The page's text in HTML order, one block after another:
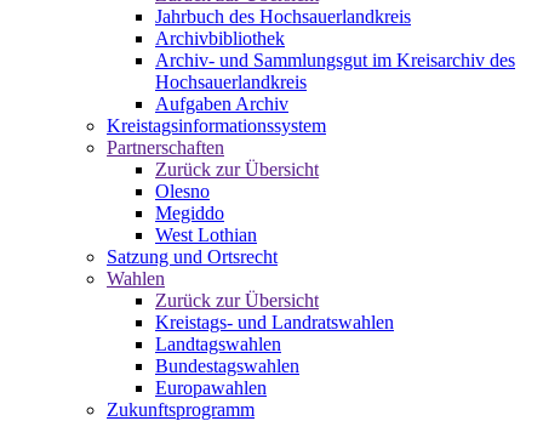
Jahrbuch des Hochsauerlandkreis
Archivbibliothek
Archiv- und Sammlungsgut im Kreisarchiv des
Hochsauerlandkreis
Aufgaben Archiv
Kreistagsinformationssystem
Partnerschaften
Zurück zur Übersicht
Olesno
Megiddo
West Lothian
Satzung und Ortsrecht
Wahlen
Zurück zur Übersicht
Kreistags- und Landratswahlen
Landtagswahlen
Bundestagswahlen
Europawahlen
Zukunftsprogramm